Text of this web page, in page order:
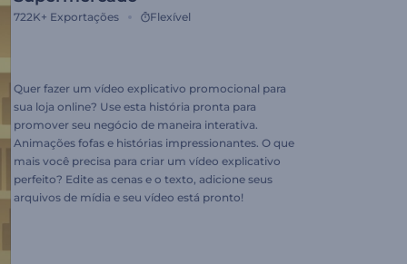
722K+ Exportações Flexível
Quer fazer um vídeo explicativo promocional para
sua loja online? Use esta história pronta para
promover seu negócio de maneira interativa.
Animações fofas e histórias impressionantes. O que
mais você precisa para criar um vídeo explicativo
perfeito? Edite as cenas e o texto, adicione seus
arquivos de mídia e seu vídeo está pronto!